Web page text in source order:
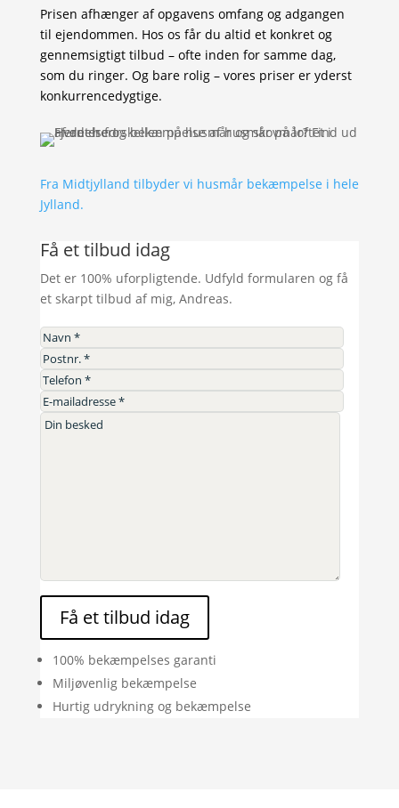
Prisen afhænger af opgavens omfang og adgangen
til ejendommen. Hos os får du altid et konkret og
gennemsigtigt tilbud – ofte inden for samme dag,
som du ringer. Og bare rolig – vores priser er yderst
konkurrencedygtige.
Fra Midtjylland tilbyder vi husmår bekæmpelse i hele
Jylland.
Få et tilbud idag
Det er 100% uforpligtende. Udfyld formularen og få
et skarpt tilbud af mig, Andreas.
Få et tilbud idag
100% bekæmpelses garanti
Miljøvenlig bekæmpelse
Hurtig udrykning og bekæmpelse